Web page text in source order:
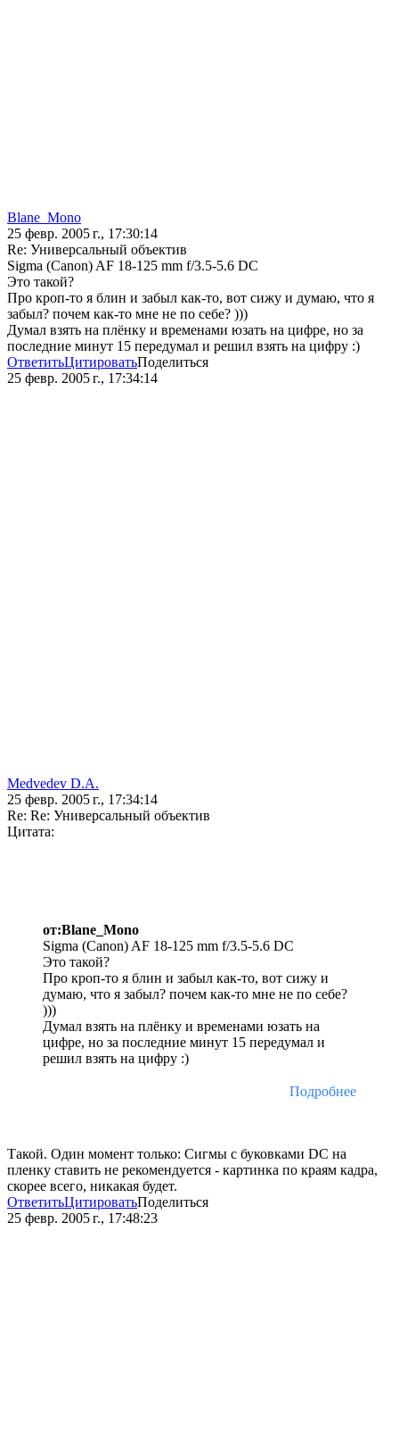
Blane_Mono
25 февр. 2005 г., 17:30:14
Re: Универсальный объектив
Sigma (Canon) AF 18-125 mm f/3.5-5.6 DC
Это такой?
Про кроп-то я блин и забыл как-то, вот сижу и думаю, что я
забыл? почем как-то мне не по себе? )))
Думал взять на плёнку и временами юзать на цифре, но за
последние минут 15 передумал и решил взять на цифру :)
ОтветитьЦитироватьПоделиться
25 февр. 2005 г., 17:34:14
Medvedev D.A.
25 февр. 2005 г., 17:34:14
Re: Re: Универсальный объектив
Цитата:
от:Blane_Mono
Sigma (Canon) AF 18-125 mm f/3.5-5.6 DC
Это такой?
Про кроп-то я блин и забыл как-то, вот сижу и
думаю, что я забыл? почем как-то мне не по себе?
)))
Думал взять на плёнку и временами юзать на
цифре, но за последние минут 15 передумал и
решил взять на цифру :)
Подробнее
Такой. Один момент только: Сигмы с буковками DC на
пленку ставить не рекомендуется - картинка по краям кадра,
скорее всего, никакая будет.
ОтветитьЦитироватьПоделиться
25 февр. 2005 г., 17:48:23